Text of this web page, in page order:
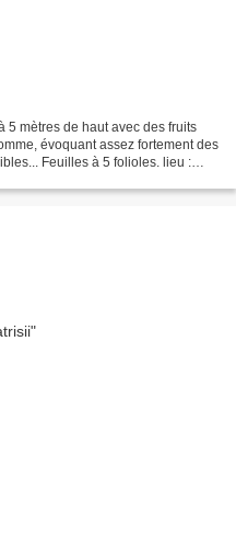
5 mètres de haut avec des fruits
évoquant assez fortement des
Feuilles à 5 folioles. lieu :